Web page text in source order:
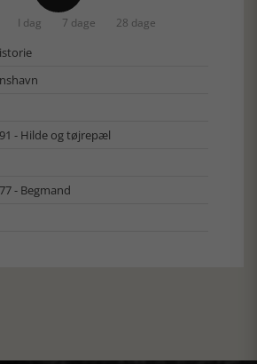
I dag 7 dage 28 dage
- Hilde og tøjrepæl
- Begmand